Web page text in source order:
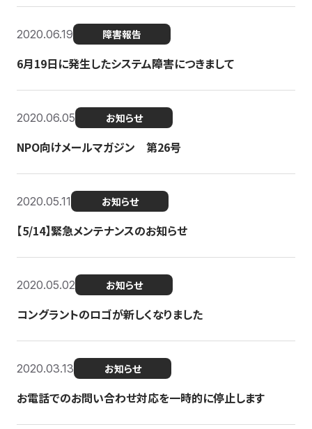
2020.06.19 障害報告
6月19日に発生したシステム障害につきまして
2020.06.05 お知らせ
NPO向けメールマガジン 第26号
2020.05.11 お知らせ
【5/14】緊急メンテナンスのお知らせ
2020.05.02 お知らせ
コングラントのロゴが新しくなりました
2020.03.13 お知らせ
お電話でのお問い合わせ対応を一時的に停止します